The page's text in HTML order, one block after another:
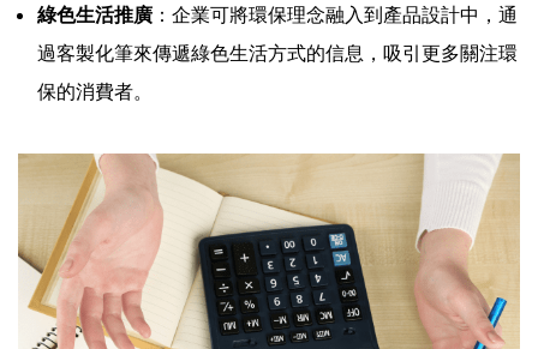
綠色生活推廣 ：企業可將環保理念融入到產品設計中，通
過客製化筆來傳遞綠色生活方式的信息，吸引更多關注環
保的消費者。